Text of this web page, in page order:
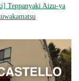
Teppanyaki Aizu-ya